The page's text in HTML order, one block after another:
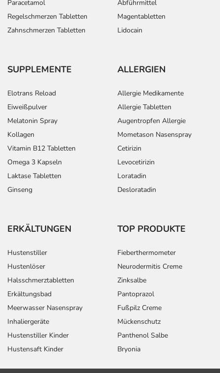
Paracetamol
Regelschmerzen Tabletten
Zahnschmerzen Tabletten
Abführmittel
Magentabletten
Lidocain
SUPPLEMENTE
Elotrans Reload
Eiweißpulver
Melatonin Spray
Kollagen
Vitamin B12 Tabletten
Omega 3 Kapseln
Laktase Tabletten
Ginseng
ALLERGIEN
Allergie Medikamente
Allergie Tabletten
Augentropfen Allergie
Mometason Nasenspray
Cetirizin
Levocetirizin
Loratadin
Desloratadin
ERKÄLTUNGEN
Hustenstiller
Hustenlöser
Halsschmerztabletten
Erkältungsbad
Meerwasser Nasenspray
Inhaliergeräte
Hustenstiller Kinder
Hustensaft Kinder
TOP PRODUKTE
Fieberthermometer
Neurodermitis Creme
Zinksalbe
Pantoprazol
Fußpilz Creme
Mückenschutz
Panthenol Salbe
Bryonia